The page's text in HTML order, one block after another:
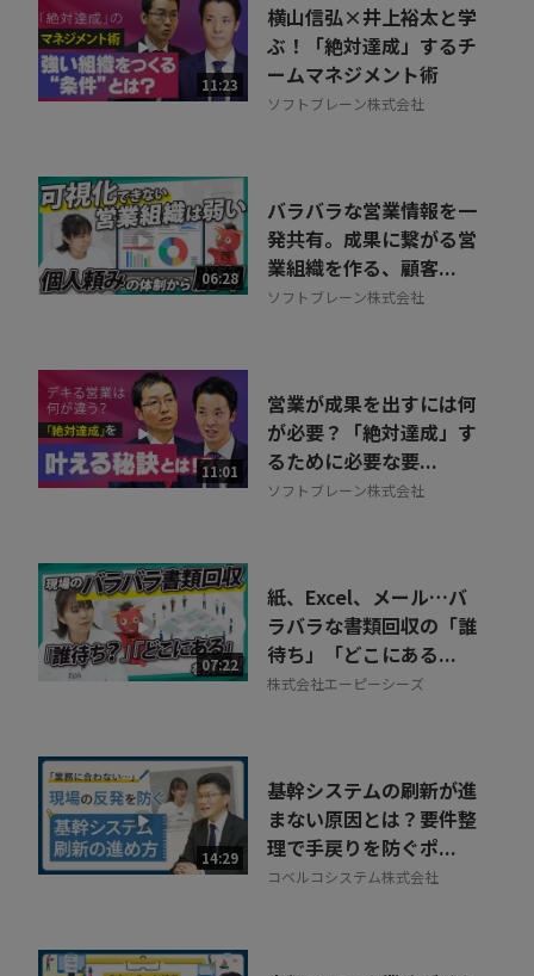
11:23
横山信弘×井上裕太と学
ぶ！「絶対達成」するチ
ームマネジメント術
ソフトブレーン株式会社
06:28
バラバラな営業情報を一
発共有。成果に繋がる営
業組織を作る、顧客...
ソフトブレーン株式会社
11:01
営業が成果を出すには何
が必要？「絶対達成」す
るために必要な要...
ソフトブレーン株式会社
07:22
紙、Excel、メール…バ
ラバラな書類回収の「誰
待ち」「どこにある...
株式会社エーピーシーズ
14:29
基幹システムの刷新が進
まない原因とは？要件整
理で手戻りを防ぐポ...
コベルコシステム株式会社